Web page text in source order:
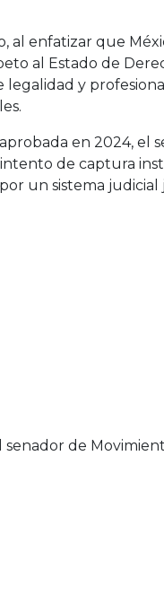
al enfatizar que
al Estado de
y
en 2024, el
de captura
un sistema
senador de